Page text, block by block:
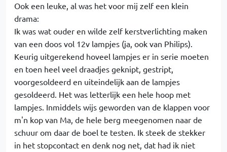
Ook een leuke, al was het voor mij zelf een klein
drama:
Ik was wat ouder en wilde zelf kerstverlichting maken
van een doos vol 12v lampjes (ja, ook van Philips).
Keurig uitgerekend hoveel lampjes er in serie moeten
en toen heel veel draadjes geknipt, gestript,
voorgesoldeerd en uiteindelijk aan de lampjes
gesoldeerd. Het was letterlijk een hele hoop met
lampjes. Inmiddels wijs geworden van de klappen voor
m'n kop van Ma, de hele berg meegenomen naar de
schuur om daar de boel te testen. Ik steek de stekker
in het stopcontact en denk nog net, dat had ik niet